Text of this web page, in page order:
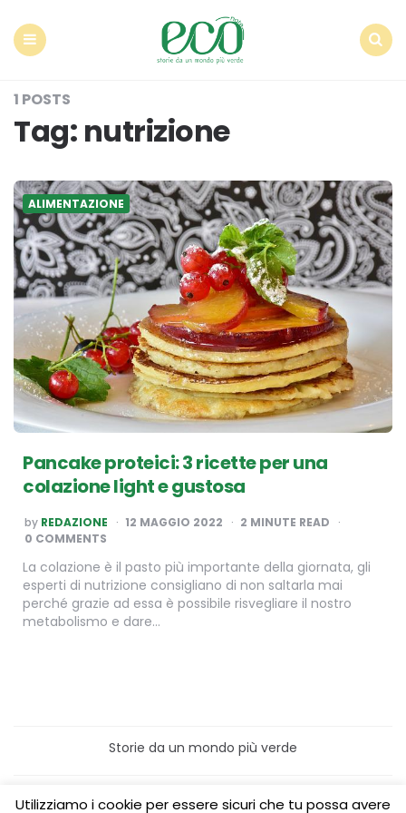
1 POSTS
Tag: nutrizione
ALIMENTAZIONE
Pancake proteici: 3 ricette per una
colazione light e gustosa
POSTED
BY
by REDAZIONE 12 MAGGIO 2022 2 MINUTE READ
0 COMMENTS
La colazione è il pasto più importante della giornata, gli
esperti di nutrizione consigliano di non saltarla mai
perché grazie ad essa è possibile risvegliare il nostro
metabolismo e dare…
Storie da un mondo più verde
Home
Turismo sostenibile
Utilizziamo i cookie per essere sicuri che tu possa avere